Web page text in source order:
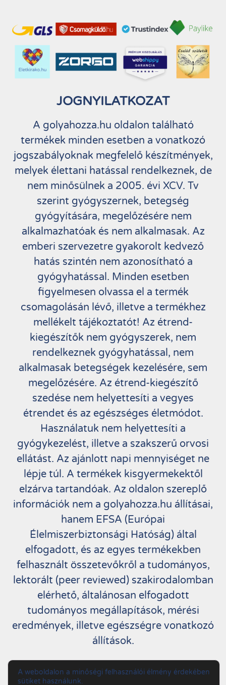
JOGNYILATKOZAT
A golyahozza.hu oldalon található
termékek minden esetben a vonatkozó
jogszabályoknak megfelelő készítmények,
melyek élettani hatással rendelkeznek, de
nem minősülnek a 2005. évi XCV. Tv
szerint gyógyszernek, betegség
gyógyítására, megelőzésére nem
alkalmazhatóak és nem alkalmasak. Az
emberi szervezetre gyakorolt kedvező
hatás szintén nem azonosítható a
gyógyhatással. Minden esetben
figyelmesen olvassa el a termék
csomagolásán lévő, illetve a termékhez
mellékelt tájékoztatót! Az étrend-
kiegészítők nem gyógyszerek, nem
rendelkeznek gyógyhatással, nem
alkalmasak betegségek kezelésére, sem
megelőzésére. Az étrend-kiegészítő
szedése nem helyettesíti a vegyes
étrendet és az egészséges életmódot.
Használatuk nem helyettesíti a
gyógykezelést, illetve a szakszerű orvosi
ellátást. Az ajánlott napi mennyiséget ne
lépje túl. A termékek kisgyermekektől
elzárva tartandóak. Az oldalon szereplő
információk nem a golyahozza.hu állításai,
hanem EFSA (Európai
Élelmiszerbiztonsági Hatóság) által
elfogadott, és az egyes termékekben
felhasznált összetevőkről a tudományos,
lektorált (peer reviewed) szakirodalomban
elérhető, általánosan elfogadott
tudományos megállapítások, mérési
eredmények, illetve egészségre vonatkozó
állítások.
Copyright by Golyahozza.hu. All Rights
A weboldalon a minőségi felhasználói élmény érdekében
sütiket használunk.